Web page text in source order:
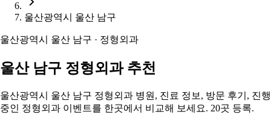
울산광역시 울산 남구
울산광역시 울산 남구 · 정형외과
울산 남구 정형외과 추천
울산광역시 울산 남구 정형외과 병원, 진료 정보, 방문 후기, 진행
중인 정형외과 이벤트를 한곳에서 비교해 보세요. 20곳 등록.